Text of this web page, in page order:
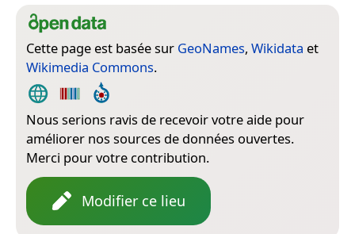
Cette page est basée sur GeoNames, Wikidata et
Wikimedia Commons.
Nous serions ravis de recevoir votre aide pour
améliorer nos sources de données ouvertes.
Merci pour votre contribution.
Modifier ce lieu